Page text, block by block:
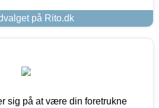
på Rito.dk
sig på at være din foretrukne